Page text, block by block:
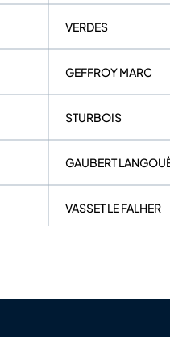
VERDES
GEFFROY MARC
STURBOIS
GAUBERT
VASSET LE FALHER
BOISHARDY